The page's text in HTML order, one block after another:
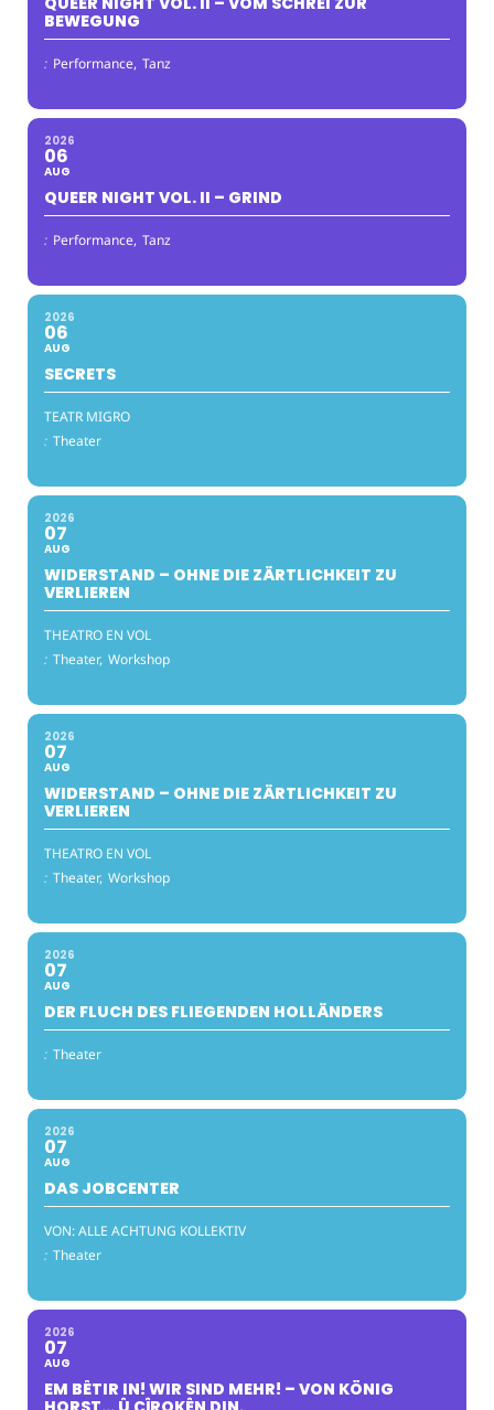
BEWEGUNG
: Performance, Tanz
2026
06
AUG
QUEER NIGHT VOL. II – GRIND
: Performance, Tanz
2026
06
AUG
SECRETS
TEATR MIGRO
: Theater
2026
07
AUG
WIDERSTAND – OHNE DIE ZÄRTLICHKEIT ZU
VERLIEREN
THEATRO EN VOL
: Theater, Workshop
2026
07
AUG
WIDERSTAND – OHNE DIE ZÄRTLICHKEIT ZU
VERLIEREN
THEATRO EN VOL
: Theater, Workshop
2026
07
AUG
DER FLUCH DES FLIEGENDEN HOLLÄNDERS
: Theater
2026
07
AUG
DAS JOBCENTER
VON: ALLE ACHTUNG KOLLEKTIV
: Theater
2026
07
AUG
EM BÊTIR IN! WIR SIND MEHR! – VON KÖNIG